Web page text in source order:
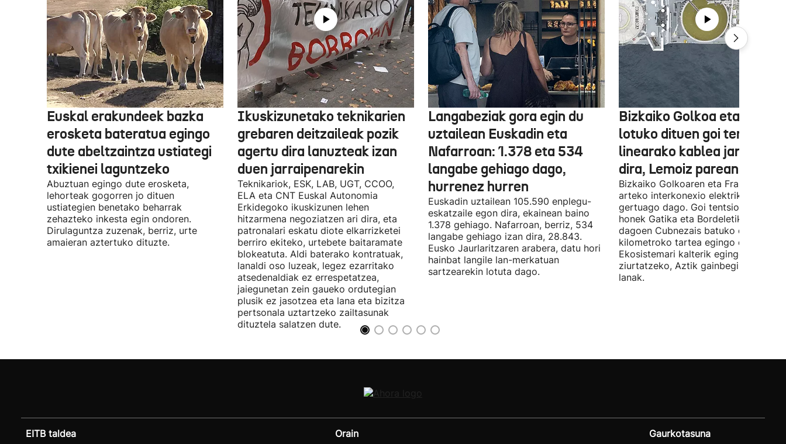
Euskal erakundeek bazka
erosketa bateratua egingo
dute abeltzaintza ustiategi
txikienei laguntzeko
Abuztuan egingo dute erosketa,
lehorteak gogorren jo dituen
ustiategien benetako beharrak
zehazteko inkesta egin ondoren.
Dirulaguntza zuzenak, berriz, urte
amaieran aztertuko dituzte.
Ikuskizunetako teknikarien
grebaren deitzaileak pozik
agertu dira lanuzteak izan
duen jarraipenarekin
Teknikariok, ESK, LAB, UGT, CCOO,
ELA eta CNT Euskal Autonomia
Erkidegoko ikuskizunen lehen
hitzarmena negoziatzen ari dira, eta
patronalari eskatu diote elkarrizketei
berriro ekiteko, urtebete baitaramate
blokeatuta. Aldi baterako kontratuak,
lanaldi oso luzeak, legez ezarritako
atsedenaldiak ez errespetatzea,
jaiegunetan zein gaueko ordutegian
plusik ez jasotzea eta lana eta bizitza
pertsonala uztartzeko zailtasunak
dituztela salatzen dute.
Langabeziak gora egin du
uztailean Euskadin eta
Nafarroan: 1.378 eta 534
langabe gehiago dago,
hurrenez hurren
Euskadin uztailean 105.590 enplegu-
eskatzaile egon dira, ekainean baino
1.378 gehiago. Nafarroan, berriz, 534
langabe gehiago izan dira, 28.843.
Eusko Jaurlaritzaren arabera, datu hori
hainbat langile lan-merkatuan
sartzearekin lotuta dago.
Bizkaiko Golkoa eta
lotuko dituen goi tentsioko
linearako kablea jartzen
dira, Lemoiz parean
Bizkaiko Golkoaren eta Frantziaren
arteko interkonexio elektrikoa
gertuago dago. Goi tentsioko linea
honek Gatika eta Bordeletik gertu
dagoen Cubnezais batuko ditu eta
kilometroko tartea egingo du ur
Ekosistemari kalterik egingo ez
ziurtatzeko, Aztik gainbegiratuko
lanak.
EITB taldea Orain Gaurkotasuna